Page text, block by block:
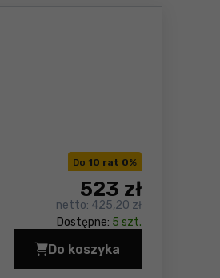
Do 10 rat 0%
523 zł
netto: 425,20 zł
Dostępne: 5 szt.
Do koszyka
Przedłużacz